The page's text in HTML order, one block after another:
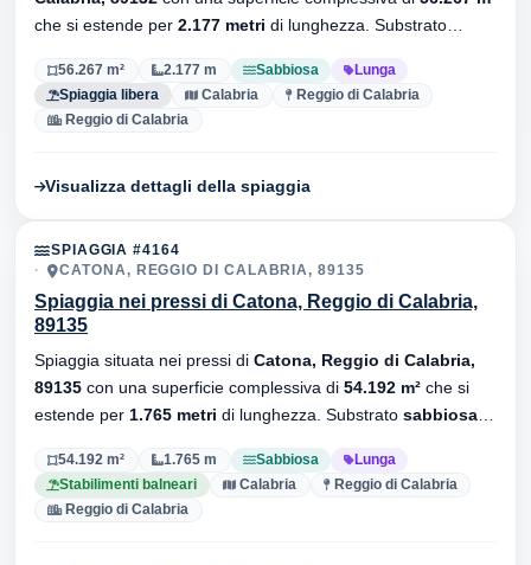
che si estende per 2.177 metri di lunghezza. Substrato
56.267 m² 2.177 m Sabbiosa
Lunga
Spiaggia libera
Calabria
Reggio di Calabria
Reggio di Calabria
Visualizza dettagli della spiaggia
SPIAGGIA #4164
CATONA, REGGIO DI CALABRIA, 89135
Spiaggia nei pressi di Catona, Reggio di Calabria,
89135
Spiaggia situata nei pressi di Catona, Reggio di Calabria,
89135 con una superficie complessiva di 54.192 m² che si
estende per 1.765 metri di lunghezza. Substrato sabbiosa
54.192 m² 1.765 m Sabbiosa
Lunga
Stabilimenti balneari
Calabria
Reggio di Calabria
Reggio di Calabria